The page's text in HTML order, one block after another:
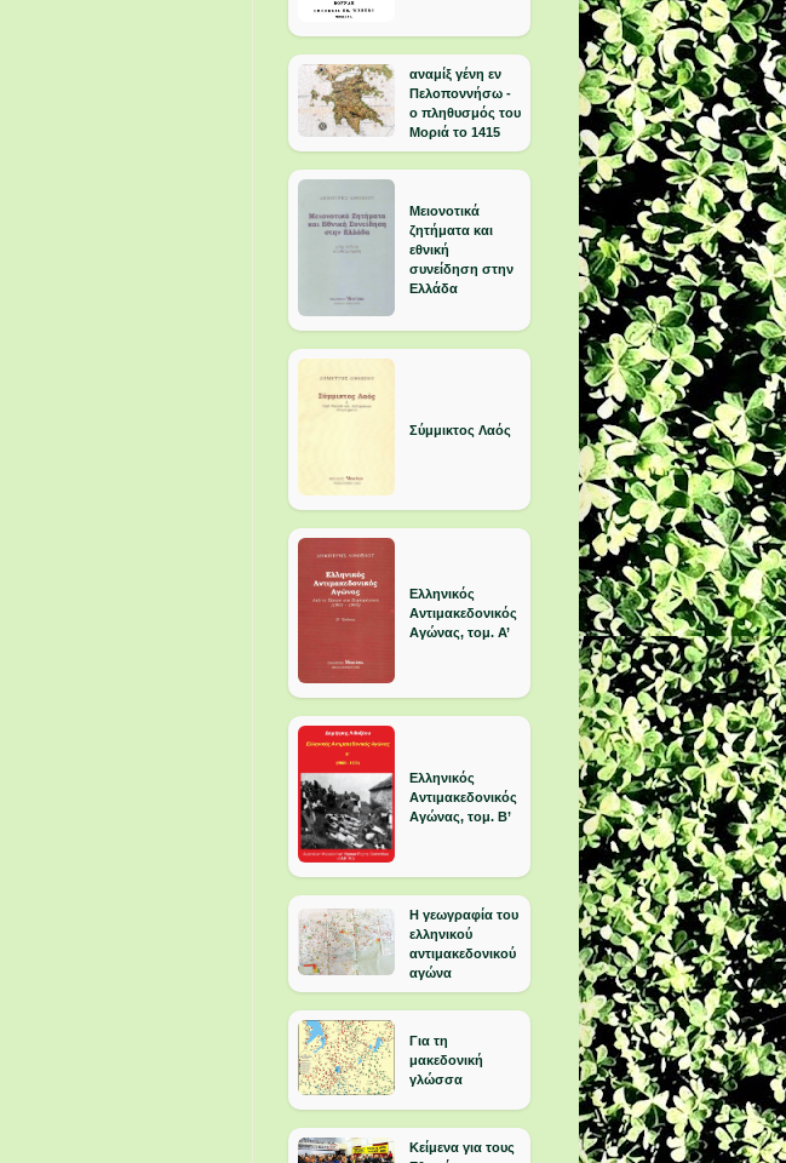
αναμίξ γένη εν
Πελοποννήσω -
ο πληθυσμός του
Μοριά το 1415
Μειονοτικά
ζητήματα και
εθνική
συνείδηση στην
Ελλάδα
Σύμμικτος Λαός
Ελληνικός
Αντιμακεδονικός
Αγώνας, τομ. Α’
Ελληνικός
Αντιμακεδονικός
Αγώνας, τομ. Β’
Η γεωγραφία του
ελληνικού
αντιμακεδονικού
αγώνα
Για τη
μακεδονική
γλώσσα
Κείμενα για τους